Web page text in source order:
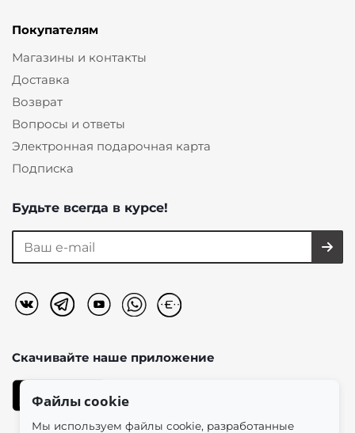
Покупателям
Магазины и контакты
Доставка
Возврат
Вопросы и ответы
Электронная подарочная карта
Подписка
Будьте всегда в курсе!
Скачивайте наше приложение
Файлы cookie
Мы используем файлы cookie, разработанные